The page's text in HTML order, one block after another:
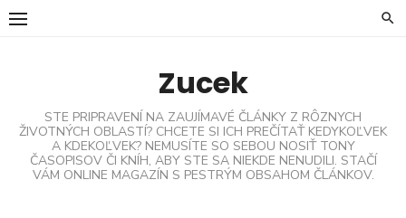
Skip
Zucek
STE PRIPRAVENÍ NA ZAUJÍMAVÉ ČLÁNKY Z RÔZNYCH
ŽIVOTNÝCH OBLASTÍ? CHCETE SI ICH PREČÍTAŤ KEDYKOĽVEK
A KDEKOĽVEK? NEMUSÍTE SO SEBOU NOSIŤ TONY
ČASOPISOV ČI KNÍH, ABY STE SA NIEKDE NENUDILI. STAČÍ
VÁM ONLINE MAGAZÍN S PESTRÝM OBSAHOM ČLÁNKOV.